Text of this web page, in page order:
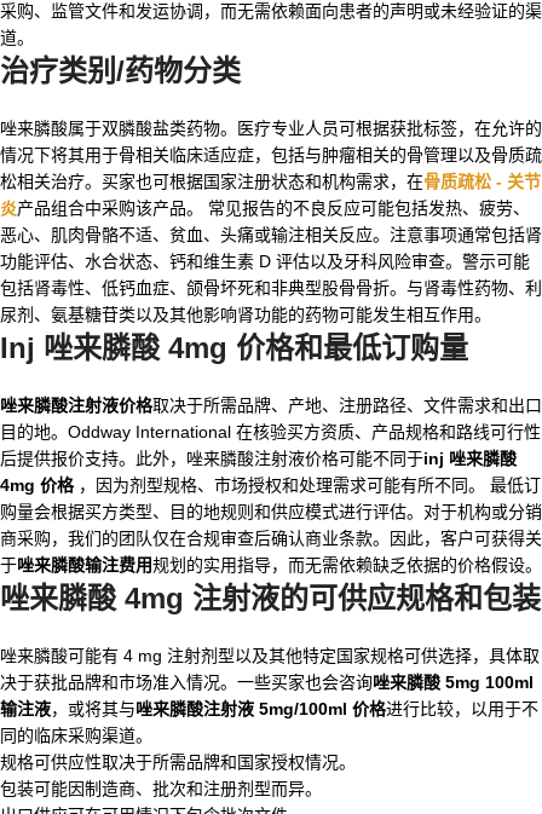
采购、监管文件和发运协调，而无需依赖面向患者的声明或未经验证的渠
道。
治疗类别/药物分类
唑来膦酸属于双膦酸盐类药物。医疗专业人员可根据获批标签，在允许的
情况下将其用于骨相关临床适应症，包括与肿瘤相关的骨管理以及骨质疏
松相关治疗。买家也可根据国家注册状态和机构需求，在骨质疏松 - 关节
炎产品组合中采购该产品。 常见报告的不良反应可能包括发热、疲劳、
恶心、肌肉骨骼不适、贫血、头痛或输注相关反应。注意事项通常包括肾
功能评估、水合状态、钙和维生素 D 评估以及牙科风险审查。警示可能
包括肾毒性、低钙血症、颌骨坏死和非典型股骨骨折。与肾毒性药物、利
尿剂、氨基糖苷类以及其他影响肾功能的药物可能发生相互作用。
Inj 唑来膦酸 4mg 价格和最低订购量
唑来膦酸注射液价格取决于所需品牌、产地、注册路径、文件需求和出口
目的地。Oddway International 在核验买方资质、产品规格和路线可行性
后提供报价支持。此外，唑来膦酸注射液价格可能不同于inj 唑来膦酸
4mg 价格，因为剂型规格、市场授权和处理需求可能有所不同。 最低订
购量会根据买方类型、目的地规则和供应模式进行评估。对于机构或分销
商采购，我们的团队仅在合规审查后确认商业条款。因此，客户可获得关
于唑来膦酸输注费用规划的实用指导，而无需依赖缺乏依据的价格假设。
唑来膦酸 4mg 注射液的可供应规格和包装
唑来膦酸可能有 4 mg 注射剂型以及其他特定国家规格可供选择，具体取
决于获批品牌和市场准入情况。一些买家也会咨询唑来膦酸 5mg 100ml
输注液，或将其与唑来膦酸注射液 5mg/100ml 价格进行比较，以用于不
同的临床采购渠道。
规格可供应性取决于所需品牌和国家授权情况。
包装可能因制造商、批次和注册剂型而异。